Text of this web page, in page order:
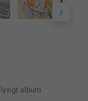
album